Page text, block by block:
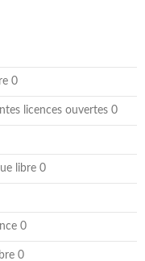
0
licences ouvertes 0
libre 0
0
0